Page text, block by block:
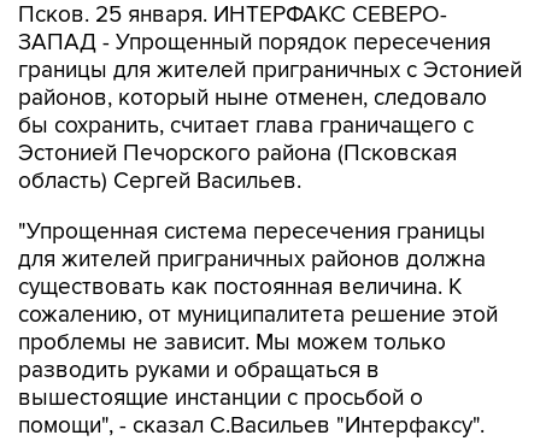
Псков. 25 января. ИHТЕРФАКС СЕВЕРО-
ЗАПАД - Упрощенный порядок пересечения
границы для жителей приграничных с Эстонией
районов, который ныне отменен, следовало
бы сохранить, считает глава граничащего с
Эстонией Печорского района (Псковская
область) Сергей Васильев.
"Упрощенная система пересечения границы
для жителей приграничных районов должна
существовать как постоянная величина. К
сожалению, от муниципалитета решение этой
проблемы не зависит. Мы можем только
разводить руками и обращаться в
вышестоящие инстанции с просьбой о
помощи", - сказал С.Васильев "Интерфаксу".